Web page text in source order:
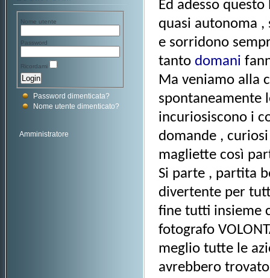
Nome utente
Password
Ricordami
Password dimenticata?
Nome utente dimenticato?
Amministratore
Ed adesso
quasi autonoma
e sorridono
tanto domani
Ma veniamo alla
spontaneamente
incuriosiscono i
domande ,
magliette così
Si parte , partita
divertente per
fine tutti insieme
fotografo
meglio tutte le
avrebbero